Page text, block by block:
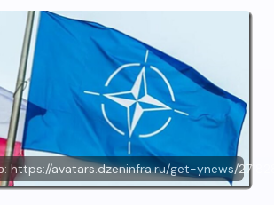
https://avatars.dzeninfra.ru/get-ynews/